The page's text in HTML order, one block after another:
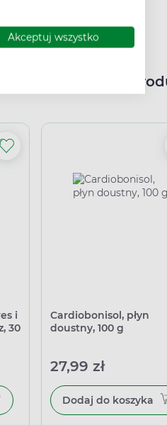
Akceptuj wszystko
Powiązane
i
30
Cardiobonisol, płyn
doustny, 100 g
27,99 zł
Dodaj do koszyka